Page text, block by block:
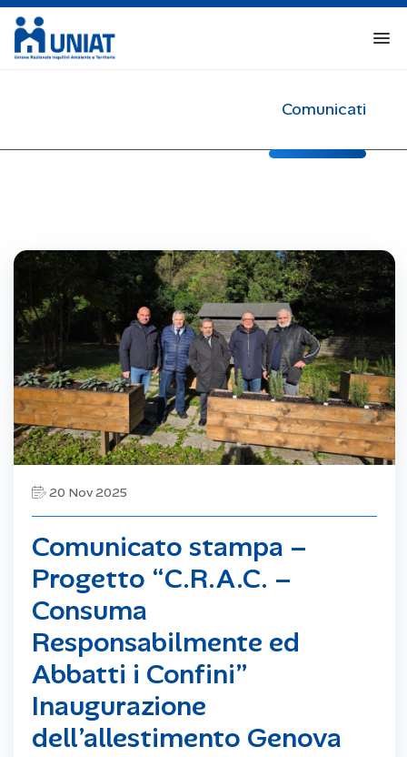
Comunicati
20 Nov 2025
Comunicato stampa –
Progetto “C.R.A.C. –
Consuma
Responsabilmente ed
Abbatti i Confini”
Inaugurazione
dell’allestimento Genova